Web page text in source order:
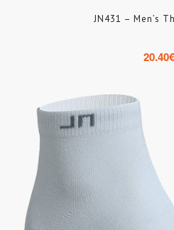
JN431 – Men’s
20.40€